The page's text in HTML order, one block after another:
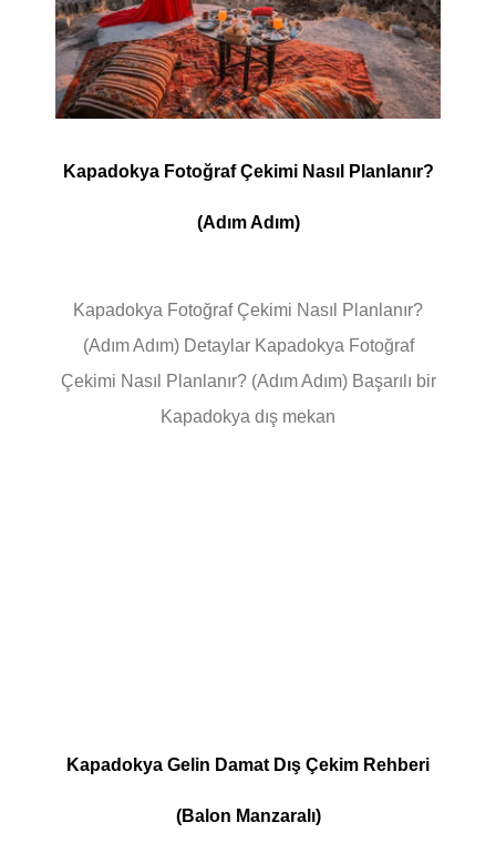
Kapadokya Fotoğraf Çekimi Nasıl Planlanır?
(Adım Adım)
Kapadokya Fotoğraf Çekimi Nasıl Planlanır?
(Adım Adım) Detaylar Kapadokya Fotoğraf
Çekimi Nasıl Planlanır? (Adım Adım) Başarılı bir
Kapadokya dış mekan
Kapadokya Gelin Damat Dış Çekim Rehberi
(Balon Manzaralı)